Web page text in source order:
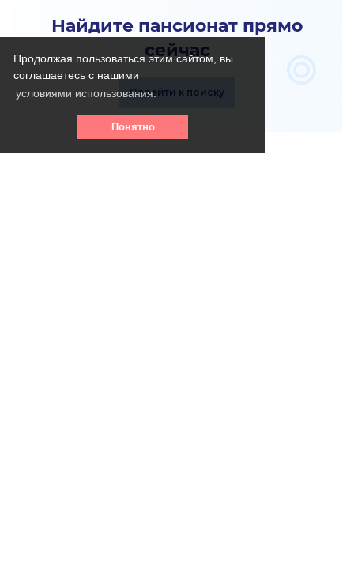
Продолжая пользоваться этим сайтом, вы
соглашаетесь с нашими
условиями использования.
Понятно
Найдите пансионат прямо
сейчас
Перейти к поиску